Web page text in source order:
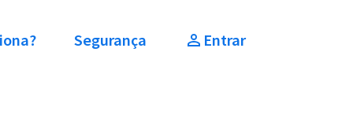
Segurança Entrar